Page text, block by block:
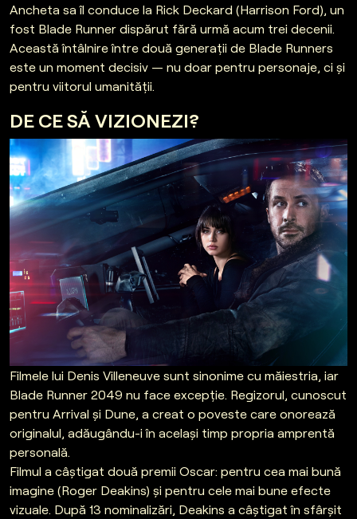
Ancheta sa îl conduce la Rick Deckard (Harrison Ford), un
fost Blade Runner dispărut fără urmă acum trei decenii.
Această întâlnire între două generații de Blade Runners
este un moment decisiv — nu doar pentru personaje, ci și
pentru viitorul umanității.
DE CE SĂ VIZIONEZI?
Filmele lui Denis Villeneuve sunt sinonime cu măiestria, iar
Blade Runner 2049 nu face excepție. Regizorul, cunoscut
pentru Arrival și Dune, a creat o poveste care onorează
originalul, adăugându-i în același timp propria amprentă
personală.
Filmul a câștigat două premii Oscar: pentru cea mai bună
imagine (Roger Deakins) și pentru cele mai bune efecte
vizuale. După 13 nominalizări, Deakins a câștigat în sfârșit